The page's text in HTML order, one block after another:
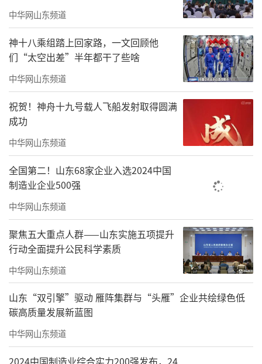
中华网山东频道
神十八乘组踏上回家路，一文回顾他
们“太空出差”半年都干了些啥
中华网山东频道
祝贺！神舟十九号载人飞船发射取得圆满
成功
中华网山东频道
全国第二！山东68家企业入选2024中国
制造业企业500强
中华网山东频道
聚焦五大重点人群——山东实施五项提升
行动全面提升公民科学素质
中华网山东频道
山东“双引擎”驱动 雁阵集群与“头雁”企业共绘绿色低
碳高质量发展新蓝图
中华网山东频道